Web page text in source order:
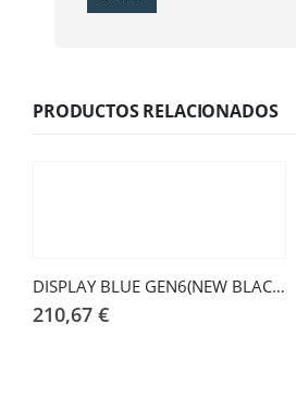
PRODUCTOS RELACIONADOS
DISPLAY BLUE GEN6(NEW BLACK)
210,67 €